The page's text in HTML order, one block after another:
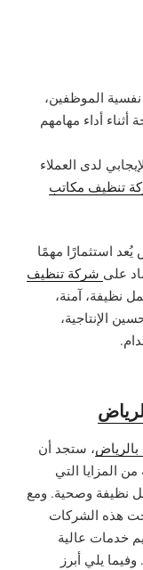
الموظفين،
أداء مهامهم
لدى العملاء
تنظيف مكاتب
استثمارًا مهمًا
على شركة تنظيف
نظيفة، آمنة،
الإنتاجية،
، ستجد أن
المزايا التي
نظيفة وصحية. ومع
هذه الشركات
خدمات عالية
يلي أبرز